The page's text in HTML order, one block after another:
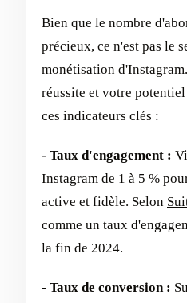
Bien que le nombre
précieux, ce n'est pas le
monétisation
réussite et votre
ces indicateurs clés :
- Taux d'engagement :
Instagram de 1 à 5 %
active et fidèle. Selon
comme un taux
la fin de 2024.
- Taux de conversion :